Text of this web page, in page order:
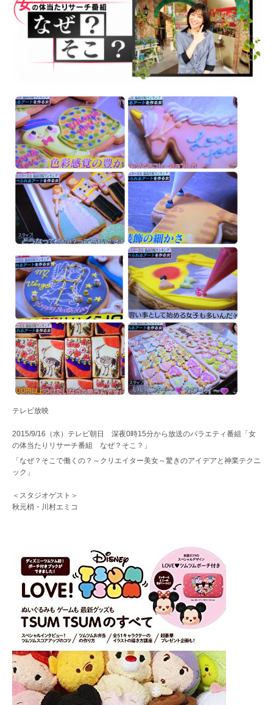
テレビ放映
2015/9/16（水）テレビ朝日 深夜0時15分から放送のバラエティ番組「女
の体当たりリサーチ番組 なぜ？そこ？」
「なぜ？そこで働くの？～クリエイター美女～驚きのアイデアと神業テクニ
ック」
＜スタジオゲスト＞
秋元梢・川村エミコ